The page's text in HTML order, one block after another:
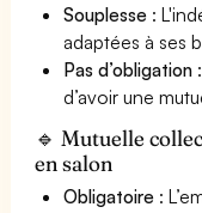
Souplesse :
adaptées à ses
Pas d’obligation
d’avoir une
🔹 Mutuelle
en salon
Obligatoire :